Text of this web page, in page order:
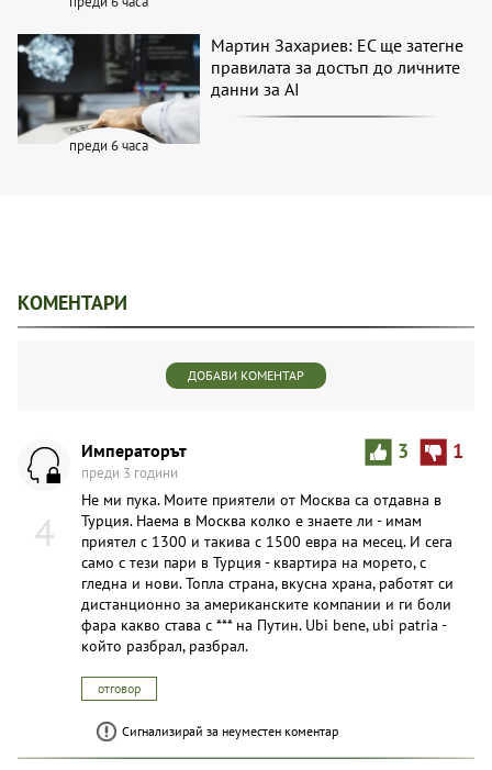
преди 6 часа
Мартин Захариев: ЕС ще затегне
правилата за достъп до личните
данни за AI
КОМЕНТАРИ
ДОБАВИ КОМЕНТАР
4
3 1
Импeраторът
преди 3 години
Не ми пука. Моите приятели от Москва са отдавна в
Турция. Наема в Москва колко е знаете ли - имам
приятел с 1300 и такива с 1500 евра на месец. И сега
само с тези пари в Турция - квартира на морето, с
гледна и нови. Топла страна, вкусна храна, работят си
дистанционно за американските компании и ги боли
фара какво става с *** на Путин. Ubi bene, ubi patria -
който разбрал, разбрал.
отговор
Сигнализирай за неуместен коментар